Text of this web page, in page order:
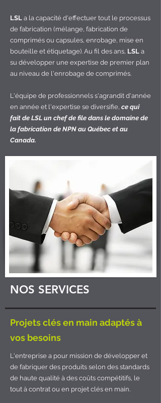
LSL a la capacité d'effectuer tout le processus
de fabrication (mélange, fabrication de
comprimés ou capsules, enrobage, mise en
bouteille et étiquetage). Au fil des ans, LSL a
su développer une expertise de premier plan
au niveau de l'enrobage de comprimés.
L'équipe de professionnels s'agrandit d'année
en année et l'expertise se diversifie, ce qui
fait de LSL un chef de file dans le domaine de
la fabrication de NPN au Québec et au
Canada.
NOS SERVICES
Projets clés en main adaptés à
vos besoins
L'entreprise a pour mission de développer et
de fabriquer des produits selon des standards
de haute qualité à des coûts compétitifs, le
tout à contrat ou en projet clés en main.